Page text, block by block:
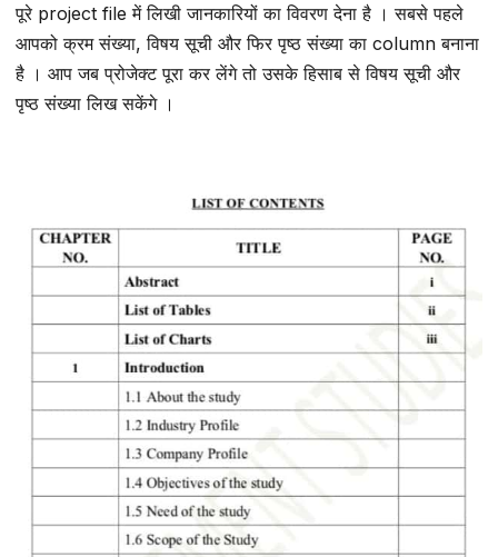
पूरे project file में लिखी जानकारियों का विवरण देना है । सबसे पहले
आपको क्रम संख्या, विषय सूची और फिर पृष्ठ संख्या का column बनाना
है । आप जब प्रोजेक्ट पूरा कर लेंगे तो उसके हिसाब से विषय सूची और
पृष्ठ संख्या लिख सकेंगे ।